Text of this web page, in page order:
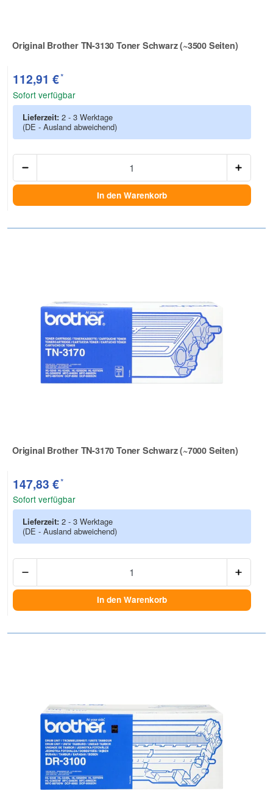
Original Brother TN-3130 Toner Schwarz (~3500 Seiten)
Zur Artikelbewertung
112,91 €*
Sofort verfügbar
Lieferzeit: 2 - 3 Werktage
(DE - Ausland abweichend)
In den Warenkorb
Original Brother TN-3170 Toner Schwarz (~7000 Seiten)
Zur Artikelbewertung
147,83 €*
Sofort verfügbar
Lieferzeit: 2 - 3 Werktage
(DE - Ausland abweichend)
In den Warenkorb